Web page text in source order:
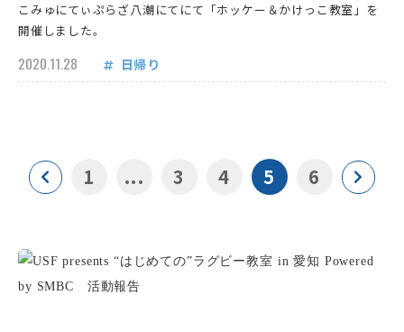
こみゅにてぃぷらざ八潮にてにて「ホッケー＆かけっこ教室」を
開催しました。
2020.11.28 日帰り
1 ... 3 4 5 6